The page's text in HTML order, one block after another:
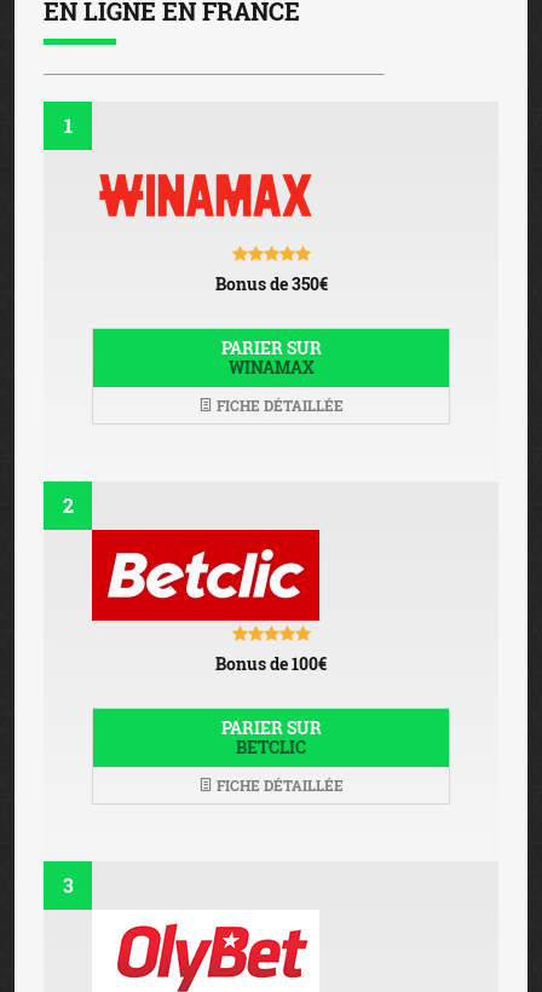
EN LIGNE EN FRANCE
1
Bonus de 350€
PARIER SUR
WINAMAX
FICHE DÉTAILLÉE
2
Bonus de 100€
PARIER SUR
BETCLIC
FICHE DÉTAILLÉE
3